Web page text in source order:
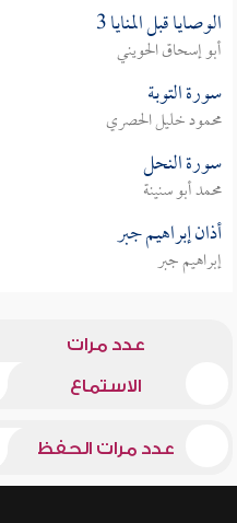
الوصايا قبل المنايا 3
أبو إسحاق الحويني
سورة التوبة
محمود خليل الحصري
سورة النحل
محمد أبو سنينة
أذان إبراهيم جبر
إبراهيم جبر
عدد مرات
الاستماع
عدد مرات الحفظ